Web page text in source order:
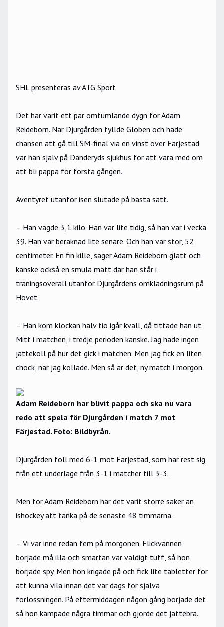
SHL presenteras av ATG Sport
Det har varit ett par omtumlande dygn för Adam
Reideborn. När Djurgården fyllde Globen och hade
chansen att gå till SM-final via en vinst över Färjestad
var han själv på Danderyds sjukhus för att vara med om
att bli pappa för första gången.
Äventyret utanför isen slutade på bästa sätt.
– Han vägde 3,1 kilo. Han var lite tidig, så han var i vecka
39. Han var beräknad lite senare. Och han var stor, 52
centimeter. En fin kille, säger Adam Reideborn glatt och
kanske också en smula matt där han står i
träningsoverall utanför Djurgårdens omklädningsrum på
Hovet.
– Han kom klockan halv tio igår kväll, då tittade han ut.
Mitt i matchen, i tredje perioden kanske. Jag hade ingen
jättekoll på hur det gick i matchen. Men jag fick en liten
chock, när jag kollade. Men så är det, ny match i morgon.
Adam Reideborn har blivit pappa och ska nu vara
redo att spela för Djurgården i match 7 mot
Färjestad. Foto: Bildbyrån.
Djurgården föll med 6-1 mot Färjestad, som har rest sig
från ett underläge från 3-1 i matcher till 3-3.
Men för Adam Reideborn har det varit större saker än
ishockey att tänka på de senaste 48 timmarna.
– Vi var inne redan fem på morgonen. Flickvännen
började må illa och smärtan var väldigt tuff, så hon
började spy. Men hon krigade på och fick lite tabletter för
att kunna vila innan det var dags för själva
förlossningen. På eftermiddagen någon gång började det
så hon kämpade några timmar och gjorde det jättebra.